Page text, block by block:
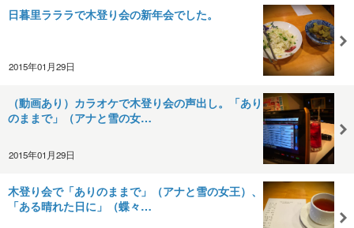
日暮里ラララで木登り会の新年会でした。
2015年01月29日
（動画あり）カラオケで木登り会の声出し。「あり
のままで」（アナと雪の女…
2015年01月29日
木登り会で「ありのままで」（アナと雪の女王）、
「ある晴れた日に」（蝶々…